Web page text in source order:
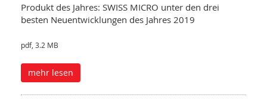
Produkt des Jahres: SWISS MICRO unter den drei
besten Neuentwicklungen des Jahres 2019
pdf, 3.2 MB
mehr lesen